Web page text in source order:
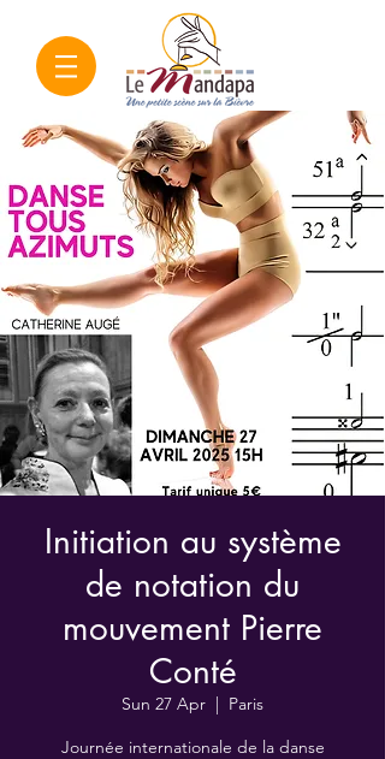
Initiation au système
de notation du
mouvement Pierre
Conté
Sun 27 Apr
  |
Paris
Journée internationale de la danse